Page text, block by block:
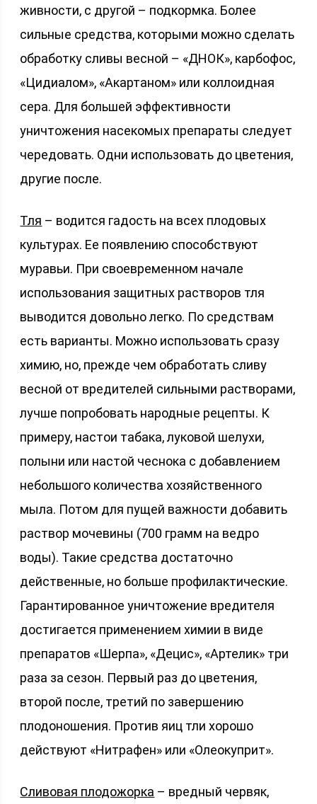
живности, с другой – подкормка. Более
сильные средства, которыми можно сделать
обработку сливы весной – «ДНОК», карбофос,
«Цидиалом», «Акартаном» или коллоидная
сера. Для большей эффективности
уничтожения насекомых препараты следует
чередовать. Одни использовать до цветения,
другие после.
Тля – водится гадость на всех плодовых
культурах. Ее появлению способствуют
муравьи. При своевременном начале
использования защитных растворов тля
выводится довольно легко. По средствам
есть варианты. Можно использовать сразу
химию, но, прежде чем обработать сливу
весной от вредителей сильными растворами,
лучше попробовать народные рецепты. К
примеру, настои табака, луковой шелухи,
полыни или настой чеснока с добавлением
небольшого количества хозяйственного
мыла. Потом для пущей важности добавить
раствор мочевины (700 грамм на ведро
воды). Такие средства достаточно
действенные, но больше профилактические.
Гарантированное уничтожение вредителя
достигается применением химии в виде
препаратов «Шерпа», «Децис», «Артелик» три
раза за сезон. Первый раз до цветения,
второй после, третий по завершению
плодоношения. Против яиц тли хорошо
действуют «Нитрафен» или «Олеокуприт».
Сливовая плодожорка – вредный червяк,